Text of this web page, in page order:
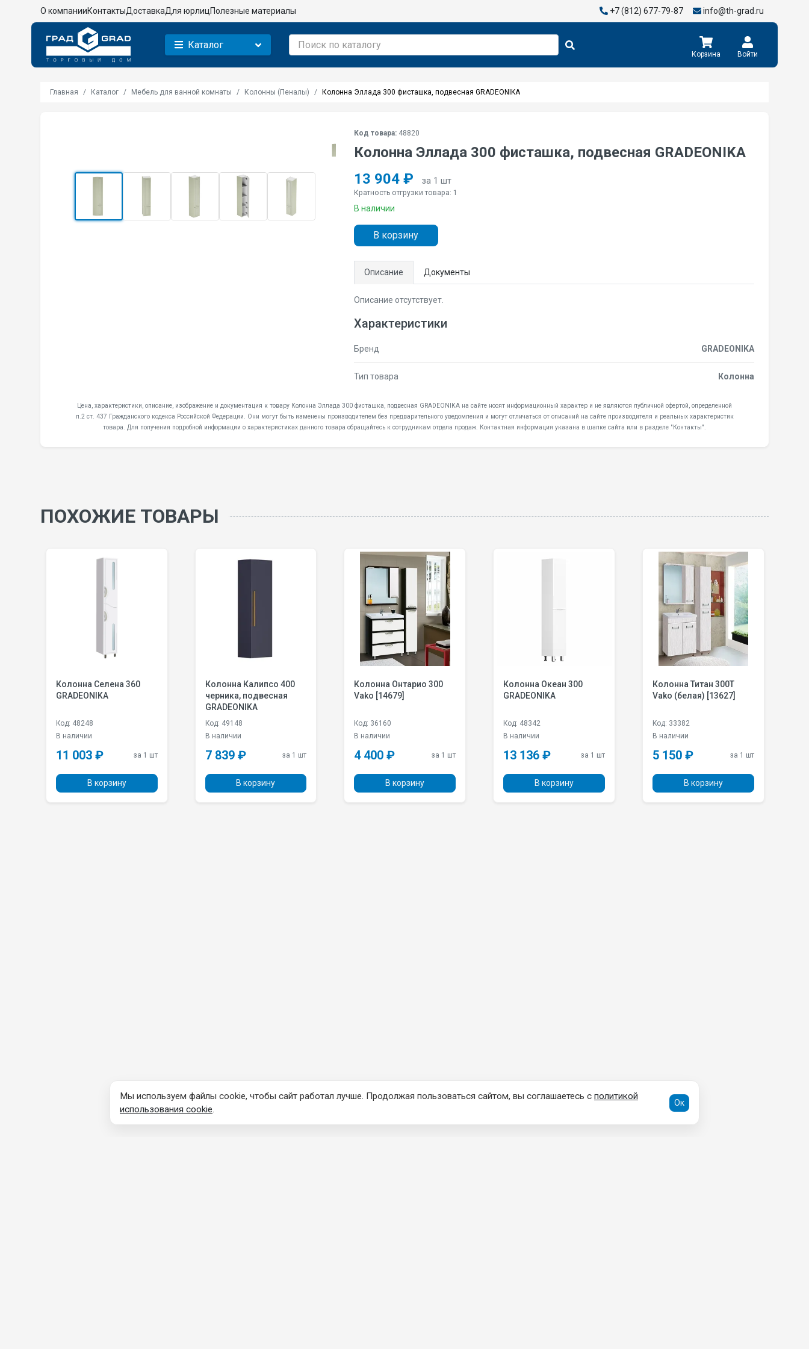
О компанииКонтактыДоставкаДля юрлицПолезные материалы +7 (812) 677-79-87 info@th-grad.ru
Каталог
Корзина Войти
Главная Каталог Мебель для ванной комнаты Колонны (Пеналы) Колонна Эллада 300 фисташка, подвесная GRADEONIKA
Код товара:48820
Колонна Эллада 300 фисташка, подвесная GRADEONIKA
13 904 ₽
за 1 шт
Кратность отгрузки товара: 1
В наличии
В корзину
Описание Документы
Описание отсутствует.
Характеристики
Бренд GRADEONIKA
Тип товара Колонна
Цена, характеристики, описание, изображение и документация к товару Колонна Эллада 300 фисташка, подвесная GRADEONIKA на сайте носят информационный характер и не являются публичной офертой, определенной
п.2 ст. 437 Гражданского кодекса Российской Федерации. Они могут быть изменены производителем без предварительного уведомления и могут отличаться от описаний на сайте производителя и реальных характеристик
товара. Для получения подробной информации о характеристиках данного товара обращайтесь к сотрудникам отдела продаж. Контактная информация указана в шапке сайта или в разделе "Контакты".
ПОХОЖИЕ ТОВАРЫ
Колонна Селена 360
GRADEONIKA
Код: 48248
В наличии
11 003 ₽ за 1 шт
В корзину
Колонна Калипсо 400
черника, подвесная
GRADEONIKA
Код: 49148
В наличии
7 839 ₽ за 1 шт
В корзину
Колонна Онтарио 300
Vako [14679]
Код: 36160
В наличии
4 400 ₽ за 1 шт
В корзину
Колонна Океан 300
GRADEONIKA
Код: 48342
В наличии
13 136 ₽ за 1 шт
В корзину
Колонна Титан 300Т
Vako (белая) [13627]
Код: 33382
В наличии
5 150 ₽ за 1 шт
В корзину
Мы используем файлы cookie, чтобы сайт работал лучше. Продолжая пользоваться сайтом, вы соглашаетесь с политикой
использования cookie.
Ок